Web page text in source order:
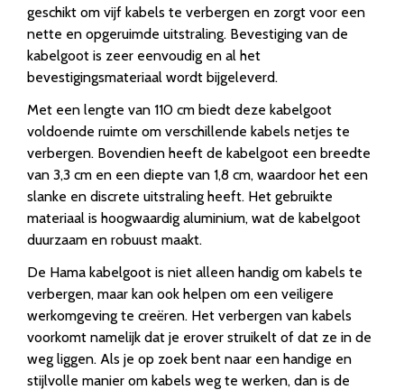
geschikt om vijf kabels te verbergen en zorgt voor een
nette en opgeruimde uitstraling. Bevestiging van de
kabelgoot is zeer eenvoudig en al het
bevestigingsmateriaal wordt bijgeleverd.
Met een lengte van 110 cm biedt deze kabelgoot
voldoende ruimte om verschillende kabels netjes te
verbergen. Bovendien heeft de kabelgoot een breedte
van 3,3 cm en een diepte van 1,8 cm, waardoor het een
slanke en discrete uitstraling heeft. Het gebruikte
materiaal is hoogwaardig aluminium, wat de kabelgoot
duurzaam en robuust maakt.
De Hama kabelgoot is niet alleen handig om kabels te
verbergen, maar kan ook helpen om een veiligere
werkomgeving te creëren. Het verbergen van kabels
voorkomt namelijk dat je erover struikelt of dat ze in de
weg liggen. Als je op zoek bent naar een handige en
stijlvolle manier om kabels weg te werken, dan is de